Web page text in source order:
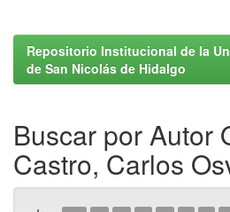
Repositorio Institucional de la
de San Nicolás de Hidalgo
Buscar por Autor
Castro, Carlos